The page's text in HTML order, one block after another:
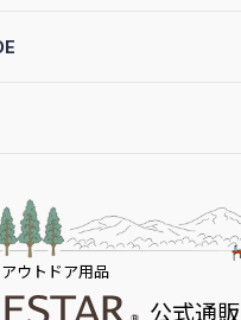
ウトドア用品
公式通販